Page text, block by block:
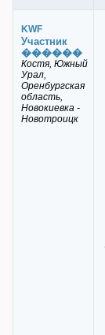
KWF
Участник
������
Костя, Южный
Урал,
Оренбургская
область,
Новокиевка -
Новотроицк